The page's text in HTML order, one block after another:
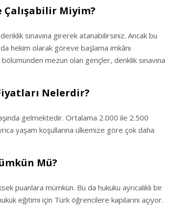
Çalışabilir Miyim?
sınavına girerek atanabilirsiniz. Ancak bu
da hekim olarak göreve başlama imkânı
mezun olan gençler, denklik sınavına
Nelerdir?
gelmektedir. Ortalama 2.000 ile 2.500
yaşam koşullarına ülkemize göre çok daha
Mü?
puanlara mümkün. Bu da hukuku ayrıcalıklı bir
eğitimi için Türk öğrencilere kapılarını açıyor.